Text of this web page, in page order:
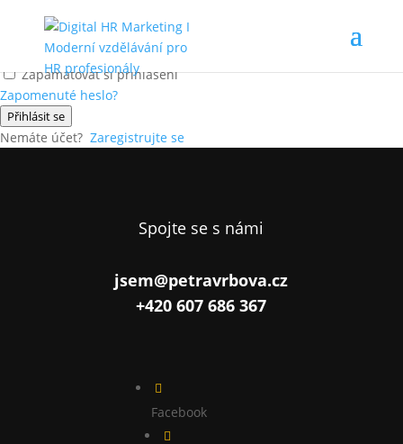
Zapamatovat si přihlášení
Zapomenuté heslo?
Přihlásit se
Nemáte účet? Zaregistrujte se
Spojte se s námi
jsem@petravrbova.cz
+420 607 686 367

Facebook
